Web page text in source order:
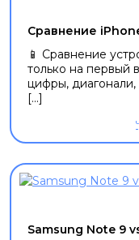
Сравнение
📱 Сравнение
только на первый
цифры,
[...]
Samsung Note 9